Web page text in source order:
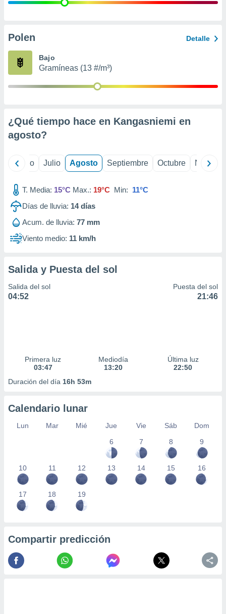
publicidad
de
Polen Detalle
Bajo
Gramíneas (13 #/m³)
¿Qué tiempo hace en Kangasniemi en
agosto?
Junio Julio Agosto Septiembre Octubre
T. Media: 15°C Max.: 19°C Min: 11°C
Días de lluvia: 14días
Acum. de lluvia: 77 mm
Viento medio: 11 km/h
Salida y Puesta del sol
Salida del sol
04:52
Puesta del sol
21:46
Primera luz
03:47
Mediodía
13:20
Última luz
22:50
Duración del día 16h 53m
Calendario lunar
Lun Mar Mié Jue Vie Sáb
Dom
6
7 8 9
10 11 12 13 14 15 16
17 18 19
Compartir predicción